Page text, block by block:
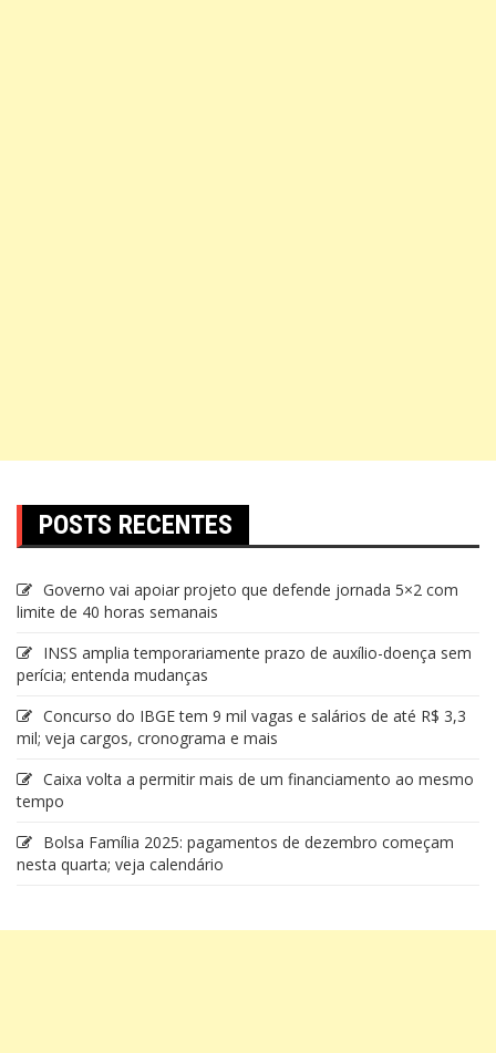
POSTS RECENTES
Governo vai apoiar projeto que defende jornada 5×2 com
limite de 40 horas semanais
INSS amplia temporariamente prazo de auxílio-doença sem
perícia; entenda mudanças
Concurso do IBGE tem 9 mil vagas e salários de até R$ 3,3
mil; veja cargos, cronograma e mais
Caixa volta a permitir mais de um financiamento ao mesmo
tempo
Bolsa Família 2025: pagamentos de dezembro começam
nesta quarta; veja calendário